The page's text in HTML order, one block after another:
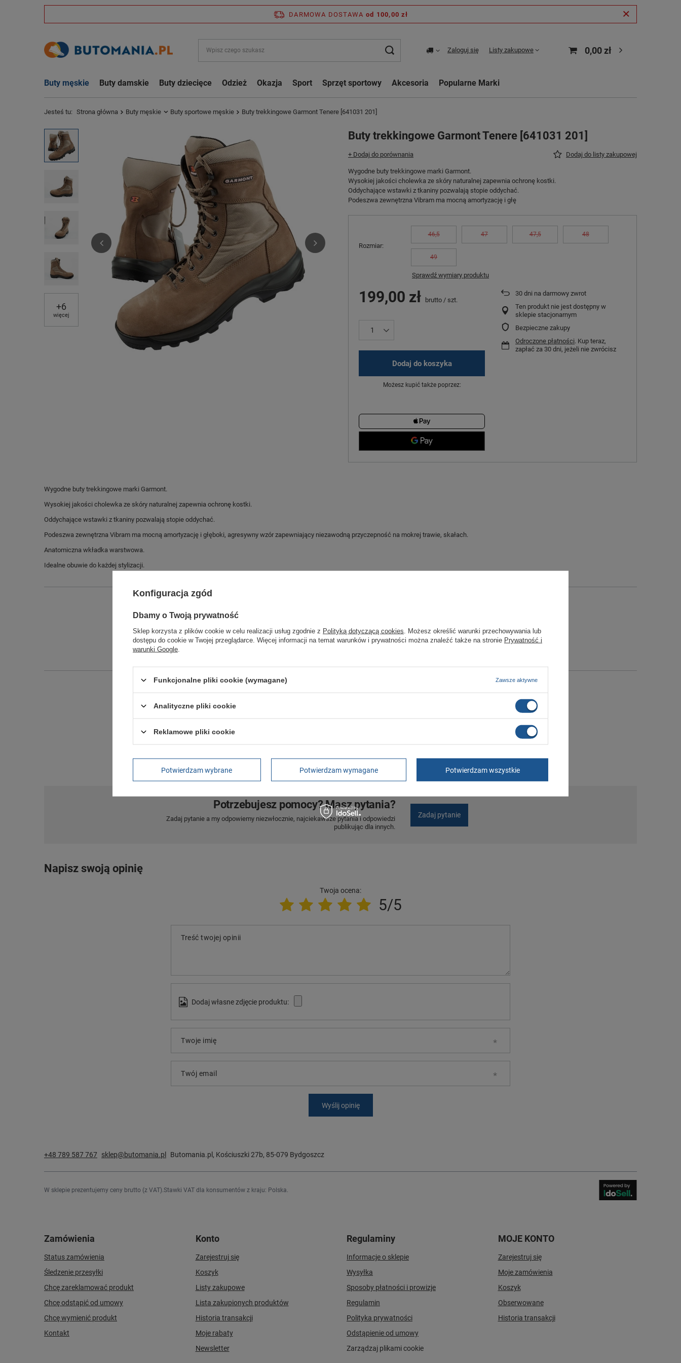
DARMOWA DOSTAWA od 100,00 zł
Zaloguj się Listy zakupowe 0,00 zł
Buty męskie Buty damskie Buty dziecięce Odzież Okazja Sport Sprzęt sportowy Akcesoria Popularne Marki
Jesteś tu: Strona główna Buty męskie Buty sportowe męskie Buty trekkingowe Garmont Tenere [641031 201]
+6
więcej
Buty trekkingowe Garmont Tenere [641031 201]
+ Dodaj do porównania Dodaj do listy zakupowej
Wygodne buty trekkingowe marki Garmont.
Wysokiej jakości cholewka ze skóry naturalnej zapewnia ochronę kostki.
Oddychające wstawki z tkaniny pozwalają stopie oddychać.
Podeszwa zewnętrzna Vibram ma mocną amortyzację i głę
Rozmiar
46,5 47 47,5 48
49
Sprawdź wymiary produktu
199,00 zł brutto / szt.
Dodaj do koszyka
Możesz kupić także poprzez:
30 dni na darmowy zwrot
Ten produkt nie jest dostępny w
sklepie stacjonarnym
Bezpieczne zakupy
Odroczone płatności. Kup teraz,
zapłać za 30 dni, jeżeli nie zwrócisz
Wygodne buty trekkingowe marki Garmont.
Wysokiej jakości cholewka ze skóry naturalnej zapewnia ochronę kostki.
Oddychające wstawki z tkaniny pozwalają stopie oddychać.
Podeszwa zewnętrzna Vibram ma mocną amortyzację i głęboki, agresywny wzór zapewniający niezawodną przyczepność na mokrej trawie, skałach.
Anatomiczna wkładka warstwowa.
Idealne obuwie do każdej stylizacji.
Gwarancja Gwarancja
85-079 Bydgoszcz
Polska
Potrzebujesz pomocy? Masz pytania?
Zadaj pytanie a my odpowiemy niezwłocznie, najciekawsze pytania i odpowiedzi
publikując dla innych.
Zadaj pytanie
Napisz swoją opinię
Twoja ocena:
5/5
Treść twojej opinii
Dodaj własne zdjęcie produktu:
Twoje imię
Twój email
Wyślij opinię
+48 789 587 767 sklep@butomania.pl Butomania.pl , Kościuszki 27b, 85-079 Bydgoszcz
W sklepie prezentujemy ceny brutto (z VAT). Stawki VAT dla konsumentów z kraju: Polska
Zamówienia
Status zamówienia
Śledzenie przesyłki
Chcę zareklamować produkt
Chcę odstąpić od umowy
Chcę wymienić produkt
Kontakt
Konto
Zarejestruj się
Koszyk
Listy zakupowe
Lista zakupionych produktów
Historia transakcji
Moje rabaty
Newsletter
Regulaminy
Informacje o sklepie
Wysyłka
Sposoby płatności i prowizje
Regulamin
Polityka prywatności
Odstąpienie od umowy
Zarządzaj plikami cookie
MOJE KONTO
Zarejestruj się
Moje zamówienia
Koszyk
Obserwowane
Historia transakcji
Konfiguracja zgód
Dbamy o Twoją prywatność
Sklep korzysta z plików cookie w celu realizacji usług zgodnie z Polityką dotyczącą cookies . Możesz określić warunki przechowywania lub
dostępu do cookie w Twojej przeglądarce. Więcej informacji na temat warunków i prywatności można znaleźć także na stronie Prywatność i
warunki Google
Funkcjonalne pliki cookie (wymagane) Zawsze aktywne
Analityczne pliki cookie
Reklamowe pliki cookie
Potwierdzam wybrane Potwierdzam wymagane Potwierdzam wszystkie